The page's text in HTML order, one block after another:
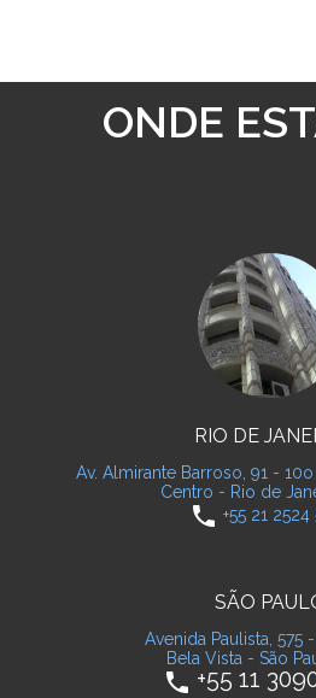
ONDE
RIO DE
Av. Almirante Barroso, 91 -
Centro - Rio de
phone +55 21 2524
SÃO
Avenida Paulista, 575
Bela Vista - São
phone +55 11